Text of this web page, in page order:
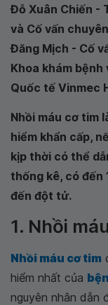
Đỗ Xuân Chiến -
và Cố vấn
Đăng Mịch - Cố
Khoa khám bệnh
Quốc tế Vinmec
Nhồi máu cơ tim
hiểm khẩn cấp,
kịp thời có thể
thống kê, có đến
đến đột tử.
1. Nhồi
Nhồi máu cơ tim
hiểm nhất của
nguyên nhân dẫn